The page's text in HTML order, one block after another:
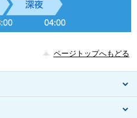
ページトップへもどる